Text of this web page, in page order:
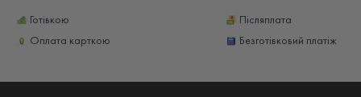
Готівкою
Післяплата
Оплата карткою
Безготівковий платіж